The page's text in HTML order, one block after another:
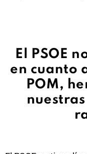
El PSOE
en cuanto
POM,